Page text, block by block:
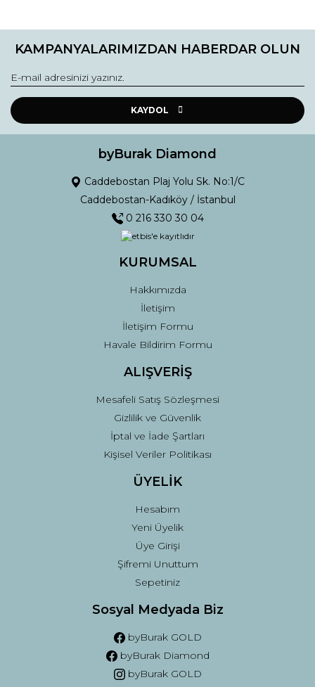
konularda yetersiz gördüğünüz noktaları öneri formunu
Görüş ve önerileriniz için teşekkür ederiz.
Ürün resmi kalitesiz, bozuk veya görüntülenemiyor.
Ürün açıklamasında eksik bilgiler bulunuyor.
Ürün fiyatı diğer sitelerden daha pahalı.
Gönder
KAMPANYALARIMIZDAN HABERDAR OLUN
KAYDOL
byBurak Diamond
Caddebostan Plaj Yolu Sk. No:1/C
Caddebostan-Kadıköy / İstanbul
0 216 330 30 04
KURUMSAL
Hakkımızda
İletişim
İletişim Formu
Havale Bildirim Formu
ALIŞVERİŞ
Mesafeli Satış Sözleşmesi
Gizlilik ve Güvenlik
İptal ve İade Şartları
Kişisel Veriler Politikası
ÜYELİK
Hesabım
Yeni Üyelik
Üye Girişi
Şifremi Unuttum
Sepetiniz
Sosyal Medyada Biz
byBurak GOLD
byBurak Diamond
byBurak GOLD